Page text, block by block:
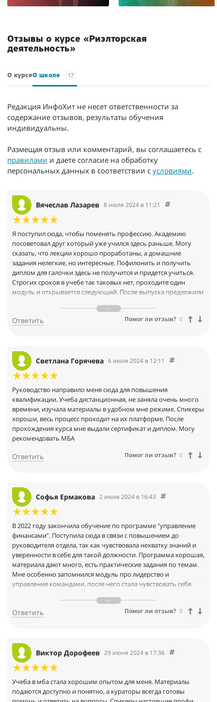
Отзывы о курсе «Риэлторская
деятельность»
О курсеО школе 17
Редакция ИнфоХит не несет ответственности за
содержание отзывов, результаты обучения
индивидуальны.
Размещая отзыв или комментарий, вы соглашаетесь с
правилами и даете согласие на обработку
персональных данных в соответствии с условиями.
Вячеслав Лазарев 8 июля 2024 в 11:21
Я поступил сюда, чтобы поменять профессию. Академию
посоветовал друг который уже учился здесь раньше. Могу
сказать, что лекции хорошо проработаны, а домашние
задания нелегкие, но интересные. Пофилонить и получить
диплом для галочки здесь не получится и придется учиться.
Строгих сроков в учебе так таковых нет, проходите один
модуль и открывается следующий. После выпуска предложили
этот вопрос сам. В будущем планирую вернуться сюда еще
Ответить Помог ли отзыв? 0
Светлана Горячева 6 июля 2024 в 12:11
Руководство направило меня сюда для повышения
квалификации. Учеба дистанционная, не заняла очень много
времени, изучала материалы в удобном мне режиме. Спикеры
хороши, весь процесс проходит на их платформе. После
прохождения курса мне выдали сертификат и диплом. Могу
рекомендовать МБА
Ответить Помог ли отзыв? 0
Софья Ермакова 2 июля 2024 в 16:43
В 2022 году закончила обучение по программе "управление
финансами". Поступила сюда в связи с повышением до
руководителя отдела, так как чувствовала нехватку знаний и
уверенности в себе для такой должности. Программа хорошая,
материала дают много, есть практические задания по темам.
Мне особенно запомнился модуль про лидерство и
управление командами, после него стала чувствовать себя
кейсов во время учебы. Один из таких был посвящен
разработке и реализации стратегии финансирования. Я
Ответить Помог ли отзыв? 0
Виктор Дорофеев 29 июня 2024 в 17:36
Учеба в мба стала хорошим опытом для меня. Материалы
подаются доступно и понятно, а кураторы всегда готовы